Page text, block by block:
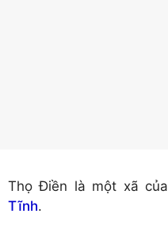
Thọ Điền là một xã của
Tĩnh.